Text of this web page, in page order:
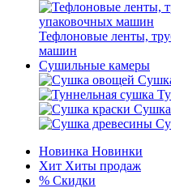
Тефлоновые ленты,
машин
Сушильные камеры
Сушка
Новинка Новинки
Хит Хиты продаж
% Скидки